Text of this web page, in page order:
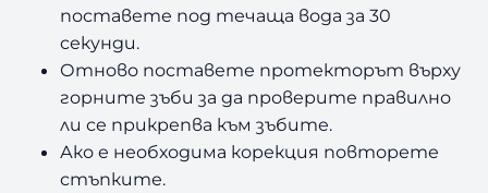
поставете под течаща вода за 30
секунди.
Отново поставете протекторът върху
горните зъби за да проверите правилно
ли се прикрепва към зъбите.
Ако е необходима корекция повторете
стъпките.